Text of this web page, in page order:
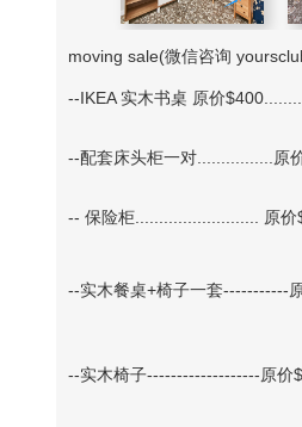
moving sale(微信咨询
--IKEA 实木书桌 原价
--配套床头柜一对
-- 保险柜..........................
--实木餐桌+椅子一套-----------
--实木椅子